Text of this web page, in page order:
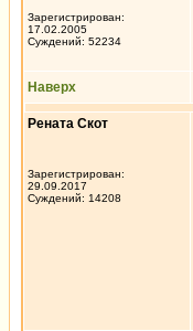
Зарегистрирован:
17.02.2005
Суждений: 52234
Наверх
Рената Скот
Зарегистрирован:
29.09.2017
Суждений: 14208